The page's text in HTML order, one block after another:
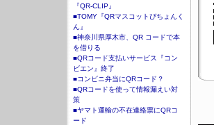
『QR-CLIP』
■TOMY『QRマスコットぴちょんく
ん』
■神奈川県厚木市、QR コードで本
を借りる
■QRコード支払いサービス『コン
ビエン』終了
■コンビニ弁当にQRコード？
■QRコードを使って情報漏えい対
策
■ヤマト運輸の不在連絡票にQRコ
ード